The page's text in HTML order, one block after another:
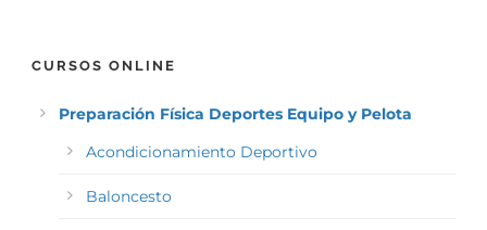
CURSOS ONLINE
Preparación Física Deportes Equipo y Pelota
Acondicionamiento Deportivo
Baloncesto